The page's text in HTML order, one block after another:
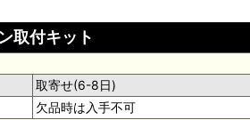
取付キット
取寄せ(6-8日)
欠品時は入手不可